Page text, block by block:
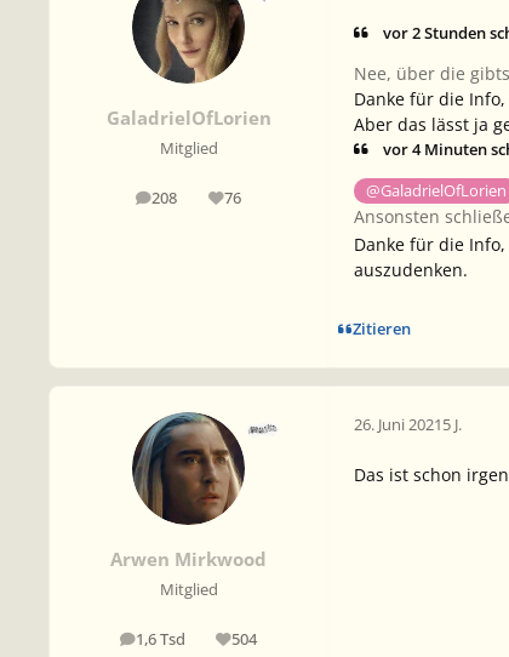
GaladrielOfLorien
Mitglied
208
Beiträge 76
Reputation
vor 2 Stunden
Nee, über die
Danke für die
Aber das lässt ja
vor 4 Minuten
@GaladrielOfLorien
Ansonsten
Danke für die
auszudenken.
Zitieren
Arwen Mirkwood
Mitglied
1,6 Tsd
Beiträge 504
Reputation
26. Juni 20215 J.
Das ist schon